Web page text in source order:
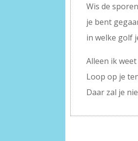
Wis de
je bent
in welke golf
Alleen ik
Loop op je
Daar zal je